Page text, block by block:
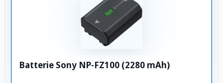
Batterie Sony NP-FZ100 (2280 mAh)